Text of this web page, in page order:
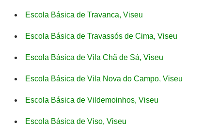
Escola Básica de Travanca, Viseu
Escola Básica de Travassós de Cima, Viseu
Escola Básica de Vila Chã de Sá, Viseu
Escola Básica de Vila Nova do Campo, Viseu
Escola Básica de Vildemoinhos, Viseu
Escola Básica de Viso, Viseu